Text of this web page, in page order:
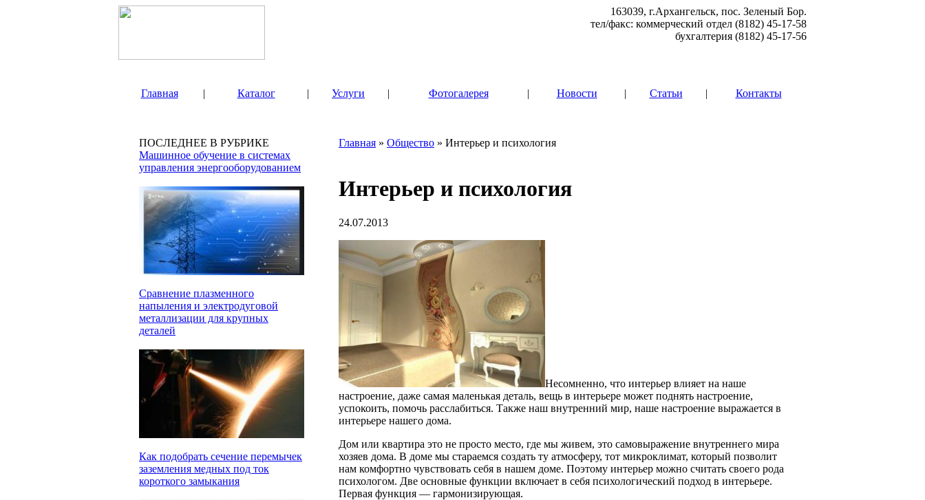
163039, г.Архангельск, пос. Зеленый Бор.
тел/факс: коммерческий отдел (8182) 45-17-58
бухгалтерия (8182) 45-17-56
Главная | Каталог | Услуги | Фотогалерея | Новости | Статьи | Контакты
ПОСЛЕДНЕЕ В РУБРИКЕ
Машинное обучение в системах
управления энергооборудованием
Сравнение плазменного
напыления и электродуговой
металлизации для крупных
деталей
Как подобрать сечение перемычек
заземления медных под ток
короткого замыкания
Главная » Общество » Интерьер и психология
Интерьер и психология
24.07.2013
Несомненно, что интерьер влияет на наше
настроение, даже самая маленькая деталь, вещь в интерьере может поднять настроение,
успокоить, помочь расслабиться. Также наш внутренний мир, наше настроение выражается в
интерьере нашего дома.
Дом или квартира это не просто место, где мы живем, это самовыражение внутреннего мира
хозяев дома. В доме мы стараемся создать ту атмосферу, тот микроклимат, который позволит
нам комфортно чувствовать себя в нашем доме. Поэтому интерьер можно считать своего рода
психологом. Две основные функции включает в себя психологический подход в интерьере.
Первая функция — гармонизирующая.